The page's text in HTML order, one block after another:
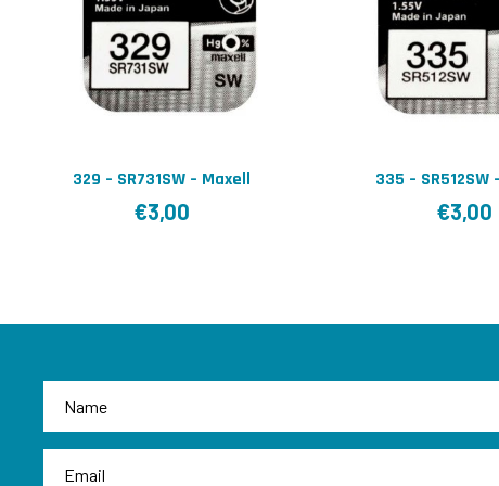
329 – SR731SW – Maxell
€3,00
335 – SR512SW
€3,00